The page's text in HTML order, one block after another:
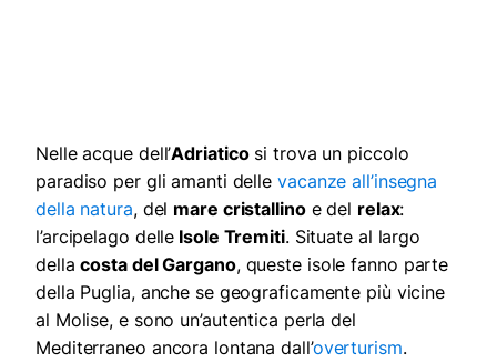
Nelle acque dell’Adriaticosi trova un piccolo
paradiso per gli amanti delle vacanze all’insegna
della natura, del mare cristallinoe del relax:
l’arcipelago delle Isole Tremiti. Situate al largo
dellacosta del Gargano, queste isole fanno parte
della Puglia, anche se geograficamente più vicine
al Molise, e sono un’autentica perla del
Mediterraneo ancora lontana dall’overturism.